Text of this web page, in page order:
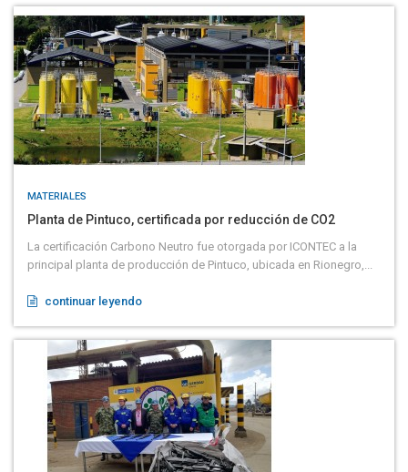
MATERIALES
Planta de Pintuco, certificada por reducción de CO2
La certificación Carbono Neutro fue otorgada por ICONTEC a la
principal planta de producción de Pintuco, ubicada en Rionegro,...
continuar leyendo